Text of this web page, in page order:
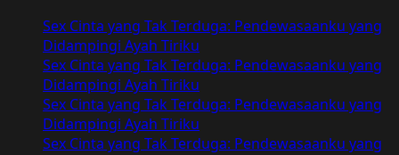
Sex Cinta yang Tak Terduga: Pendewasaanku yang
Didampingi Ayah Tiriku
Sex Cinta yang Tak Terduga: Pendewasaanku yang
Didampingi Ayah Tiriku
Sex Cinta yang Tak Terduga: Pendewasaanku yang
Didampingi Ayah Tiriku
Sex Cinta yang Tak Terduga: Pendewasaanku yang